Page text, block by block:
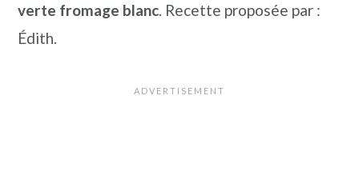
verte fromage blanc. Recette proposée par :
Édith.